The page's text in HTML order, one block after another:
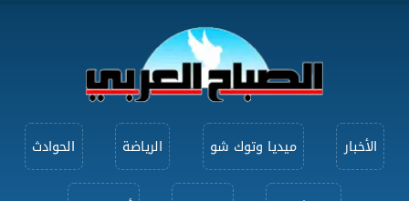
الأخبار ميديا وتوك شو الرياضة الحوادث